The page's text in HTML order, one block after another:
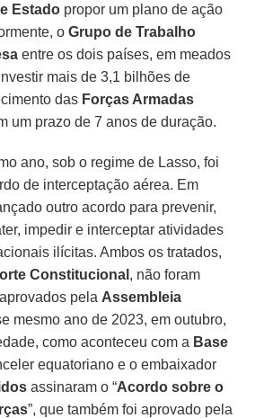
Estado propor um plano de ação
oGrupo de Trabalho
entre os dois países, em meados
mais de 3,1 bilhões de
das Forças Armadas
um prazo de 7 anos de duração.
ano, sob o regime de Lasso, foi
de interceptação aérea. Em
outro acordo para prevenir,
impedir e interceptar atividades
ilícitas. Ambos os tratados,
Constitucional , não foram
pela Assembleia
mesmo ano de 2023, em outubro,
como aconteceu com a Base
equatoriano e o embaixador
assinaram o “Acordo sobre o
”, que também foi aprovado pela